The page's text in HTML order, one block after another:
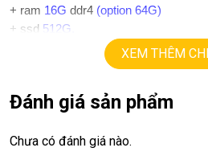
+ ram 16G ddr4 (option 64G)
+ ssd 512G.
14in IPS Full HD 1080.
+Vga intel Iris Xe Graphics
+ Finger ID, face ID
+ phím chiclet, có đèn bàn phím.
XEM THÊM
Đánh giá sản phẩm
Chưa có đánh giá nào.